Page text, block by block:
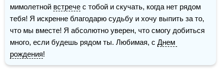
мимолетной встрече с тобой и скучать, когда нет рядом
тебя! Я искренне благодарю судьбу и хочу выпить за то,
что мы вместе! Я абсолютно уверен, что смогу добиться
много, если будешь рядом ты. Любимая, с Днем
рождения!